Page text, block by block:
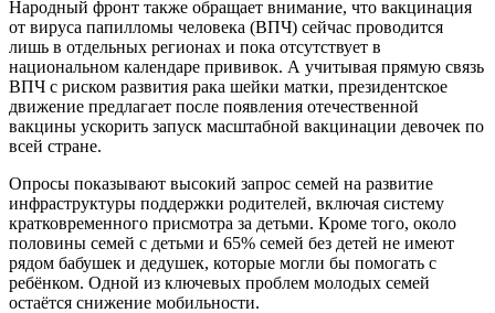
Народный фронт также обращает внимание, что вакцинация
от вируса папилломы человека (ВПЧ) сейчас проводится
лишь в отдельных регионах и пока отсутствует в
национальном календаре прививок. А учитывая прямую связь
ВПЧ с риском развития рака шейки матки, президентское
движение предлагает после появления отечественной
вакцины ускорить запуск масштабной вакцинации девочек по
всей стране.
Опросы показывают высокий запрос семей на развитие
инфраструктуры поддержки родителей, включая систему
кратковременного присмотра за детьми. Кроме того, около
половины семей с детьми и 65% семей без детей не имеют
рядом бабушек и дедушек, которые могли бы помогать с
ребёнком. Одной из ключевых проблем молодых семей
остаётся снижение мобильности.